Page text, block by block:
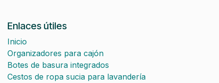
Enlaces útiles
Inicio
Organizadores para cajón
Botes de basura integrados
Cestos de ropa sucia para lavandería